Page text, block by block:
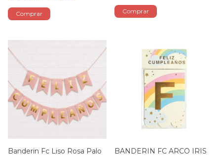
Banderin Fc Liso Rosa Palo BANDERIN FC ARCO IRIS